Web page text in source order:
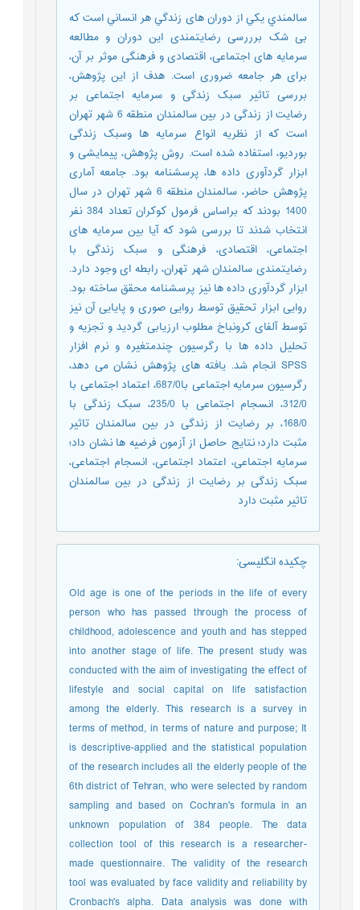
سالمندي يكي از دوران های زندگي هر انساني است که
بی شک برررسی رضایتمندی این دوران و مطالعه
سرمایه های اجتماعی، اقتصادی و فرهنگی موثر بر آن،
برای هر جامعه ضروری است. هدف از این پژوهش،
بررسی تاثیر سبک زندگی و سرمایه اجتماعی بر
رضایت از زندگی در بین سالمندان منطقه 6 شهر تهران
است که از نظریه انواع سرمایه ها وسبک زندگی
بوردیو، استفاده شده است. روش پژوهش، پیمایشی و
ابزار گردآوری داده ها، پرسشنامه بود. جامعه آماری
پژوهش حاضر، سالمندان منطقه 6 شهر تهران در سال
1400 بودند که براساس فرمول کوکران تعداد 384 نفر
انتخاب شدند تا بررسی شود که آیا بین سرمایه های
اجتماعی، اقتصادی، فرهنگی و سبک زندگی با
رضایتمندی سالمندان شهر تهران، رابطه ای وجود دارد.
ابزار گردآوری داده ها نیز پرسشنامه محقق ساخته بود.
روایی ابزار تحقیق توسط روایی صوری و پایایی آن نیز
توسط آلفای کرونباخ مطلوب ارزیابی گردید و تجزیه و
تحلیل داده ها با رگرسیون چندمتغیره و نرم افزار
SPSS انجام شد. یافته های پژوهش نشان می دهد،
رگرسیون سرمایه اجتماعی با687/0، اعتماد اجتماعی با
312/0، انسجام اجتماعی با 235/0، سبک زندگی با
168/0، بر رضایت از زندگی در بین سالمندان تاثیر
مثبت دارد؛ نتایج حاصل از آزمون فرضیه ها نشان داد؛
سرمایه اجتماعی، اعتماد اجتماعی، انسجام اجتماعی،
سبک زندگی بر رضایت از زندگی در بین سالمندان
تاثیر مثبت دارد
چکیده انگلیسی:
Old age is one of the periods in the life of every
person who has passed through the process of
childhood, adolescence and youth and has stepped
into another stage of life. The present study was
conducted with the aim of investigating the effect of
lifestyle and social capital on life satisfaction
among the elderly. This research is a survey in
terms of method, in terms of nature and purpose; It
is descriptive-applied and the statistical population
of the research includes all the elderly people of the
6th district of Tehran, who were selected by random
sampling and based on Cochran's formula in an
unknown population of 384 people. The data
collection tool of this research is a researcher-
made questionnaire. The validity of the research
tool was evaluated by face validity and reliability by
Cronbach's alpha. Data analysis was done with